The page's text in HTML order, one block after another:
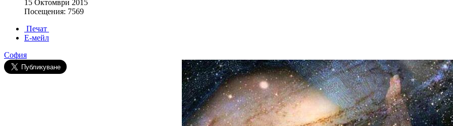
15 Октомври 2015
Посещения: 7569
Печат
Е-мейл
София